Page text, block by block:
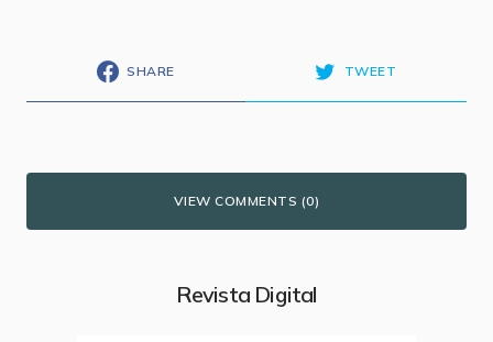
SHARE TWEET
VIEW COMMENTS (0)
Revista Digital